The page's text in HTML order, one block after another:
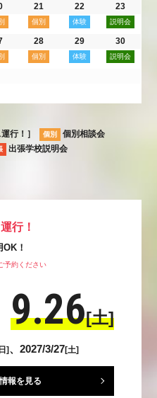
行！
！
予約ください
9.26[土]
] 、2027/3/27[土]
報を見る
21 22 23
28 29 30
行！］
個別 個別相談会
出張学校説明会